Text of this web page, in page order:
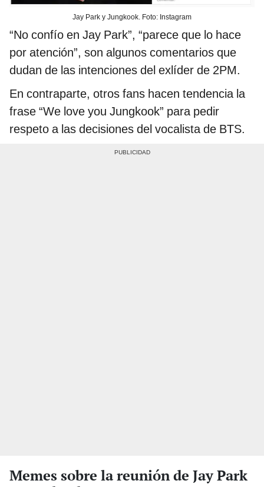
Jay Park y Jungkook. Foto: Instagram
“No confío en Jay Park”, “parece que lo hace
por atención”, son algunos comentarios que
dudan de las intenciones del exlíder de 2PM.
En contraparte, otros fans hacen tendencia la
frase “We love you Jungkook” para pedir
respeto a las decisiones del vocalista de BTS.
Memes sobre la reunión de Jay Park